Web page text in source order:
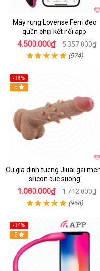
Máy rung Lovense Ferri đeo
quần chip kết nối app
4.500.000₫ 5.357.000₫
(974)
-38%
5
Cu gia dinh tuong Jiuai gai
silicon cuc suong
1.080.000₫ 1.742.000₫
(968)
-34%
5